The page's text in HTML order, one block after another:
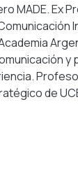
MADE. Ex
y
de